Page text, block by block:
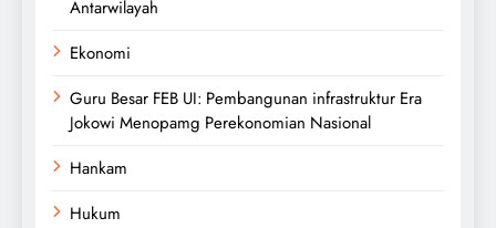
Antarwilayah
Ekonomi
Guru Besar FEB UI: Pembangunan infrastruktur Era
Jokowi Menopamg Perekonomian Nasional
Hankam
Hukum